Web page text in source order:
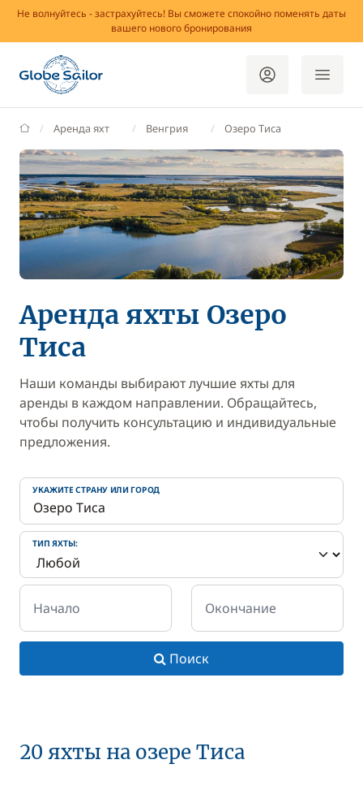
Не волнуйтесь - застрахуйтесь! Вы сможете спокойно поменять даты
вашего нового бронирования
GlobeSailor
Аренда яхт Венгрия Озеро Тиса
Аренда яхты Озеро
Тиса
Наши команды выбирают лучшие яхты для
аренды в каждом направлении. Обращайтесь,
чтобы получить консультацию и индивидуальные
предложения.
УКАЖИТЕ СТРАНУ ИЛИ ГОРОД
ТИП ЯХТЫ:
Начало Окончание
Поиск
20 яхты на озере Тиса